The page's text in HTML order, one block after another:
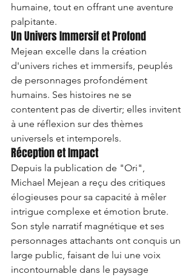
humaine, tout en offrant une aventure
palpitante.
Un Univers Immersif et Profond
Mejean excelle dans la création
d'univers riches et immersifs, peuplés
de personnages profondément
humains. Ses histoires ne se
contentent pas de divertir; elles invitent
à une réflexion sur des thèmes
universels et intemporels.
Réception et Impact
Depuis la publication de "Ori",
Michael Mejean a reçu des critiques
élogieuses pour sa capacité à mêler
intrigue complexe et émotion brute.
Son style narratif magnétique et ses
personnages attachants ont conquis un
large public, faisant de lui une voix
incontournable dans le paysage